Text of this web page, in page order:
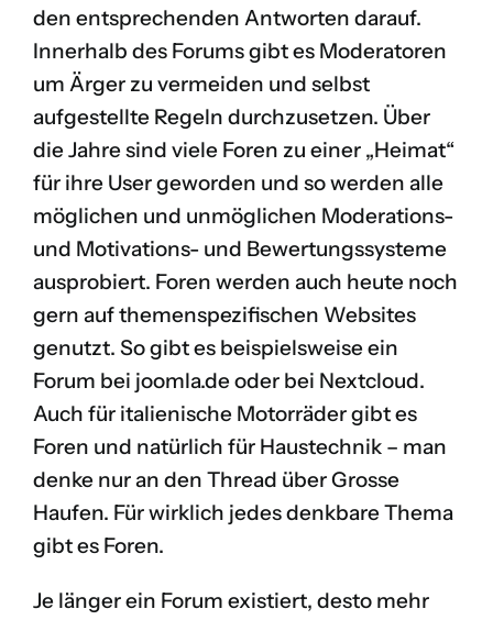
den entsprechenden Antworten darauf.
Innerhalb des Forums gibt es Moderatoren
um Ärger zu vermeiden und selbst
aufgestellte Regeln durchzusetzen. Über
die Jahre sind viele Foren zu einer „Heimat“
für ihre User geworden und so werden alle
möglichen und unmöglichen Moderations-
und Motivations- und Bewertungssysteme
ausprobiert. Foren werden auch heute noch
gern auf themenspezifischen Websites
genutzt. So gibt es beispielsweise ein
Forum bei joomla.de oder bei Nextcloud.
Auch für italienische Motorräder gibt es
Foren und natürlich für Haustechnik – man
denke nur an den Thread über Grosse
Haufen. Für wirklich jedes denkbare Thema
gibt es Foren.
Je länger ein Forum existiert, desto mehr